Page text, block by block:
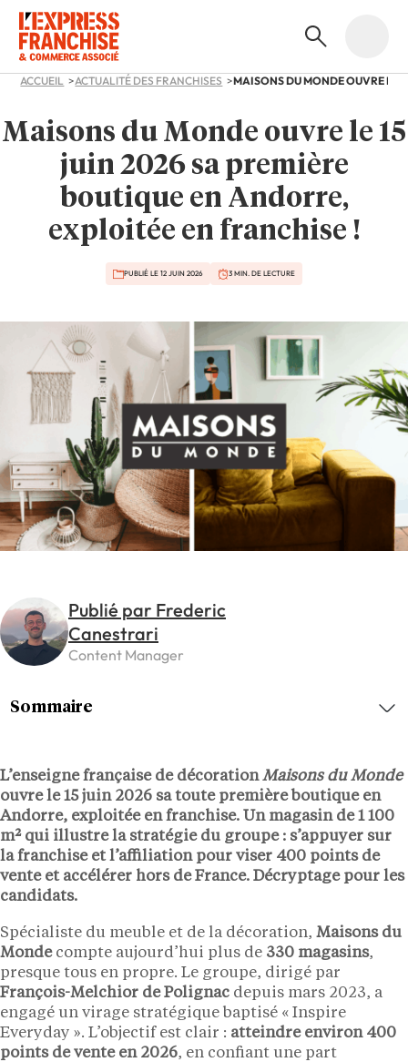
ACCUEIL ACTUALITÉ DES FRANCHISES
Maisons du Monde ouvre le 15
juin 2026 sa première
boutique en Andorre,
exploitée en franchise !
PUBLIÉ LE 12 JUIN 2026 3 MIN. DE LECTURE
Publié par Frederic
Canestrari
Content Manager
L’enseigne française de décorationMaisons du Monde
ouvre le 15 juin 2026 sa toute première boutique en
Andorre, exploitée en franchise. Un magasin de 1 100
m² qui illustre la stratégie du groupe : s’appuyer sur
la franchise et l’affiliation pour viser 400 points de
vente et accélérer hors de France. Décryptage pour les
candidats.
Spécialiste du meuble et de la décoration, Maisons du
Mondecompte aujourd’hui plus de 330 magasins,
presque tous en propre. Le groupe, dirigé par
François-Melchior de Polignac depuis mars 2023, a
engagé un virage stratégique baptisé « Inspire
Everyday ». L’objectif est clair : atteindre environ 400
points de vente en 2026, en confiant une part
Sommaire